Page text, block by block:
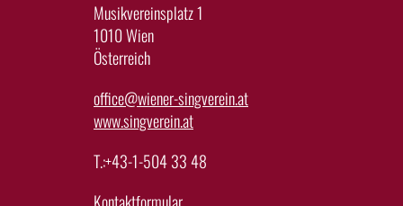
Musikvereinsplatz 1
1010 Wien
Österreich
office@wiener-singverein.at
www.singverein.at
T.:+43-1-504 33 48